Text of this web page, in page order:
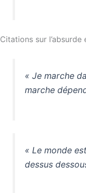
Citations sur
« Je marche
marche
« Le monde
dessus